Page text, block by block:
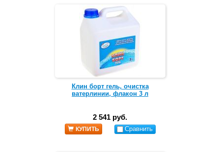
Клин борт гель, очистка
ватерлинии, флакон 3 л
2 541 руб.
КУПИТЬ Сравнить